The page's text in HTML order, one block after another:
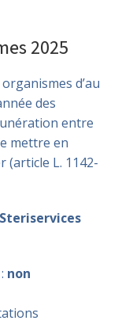
2025
d’au
des
entre
mettre en
L. 1142-
non